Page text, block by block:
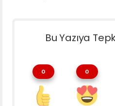
Bu Yazıya
0 0